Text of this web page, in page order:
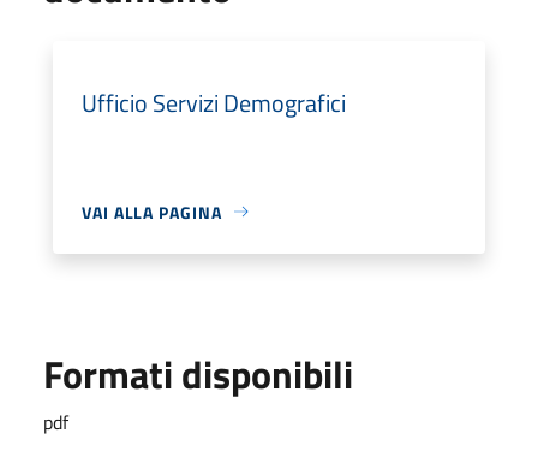
Ufficio Servizi Demografici
VAI ALLA PAGINA
Formati disponibili
pdf